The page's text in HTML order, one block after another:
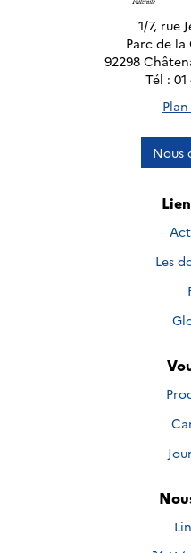
1/7, rue
Parc de la
92298
Tél : 01
Nous
Les